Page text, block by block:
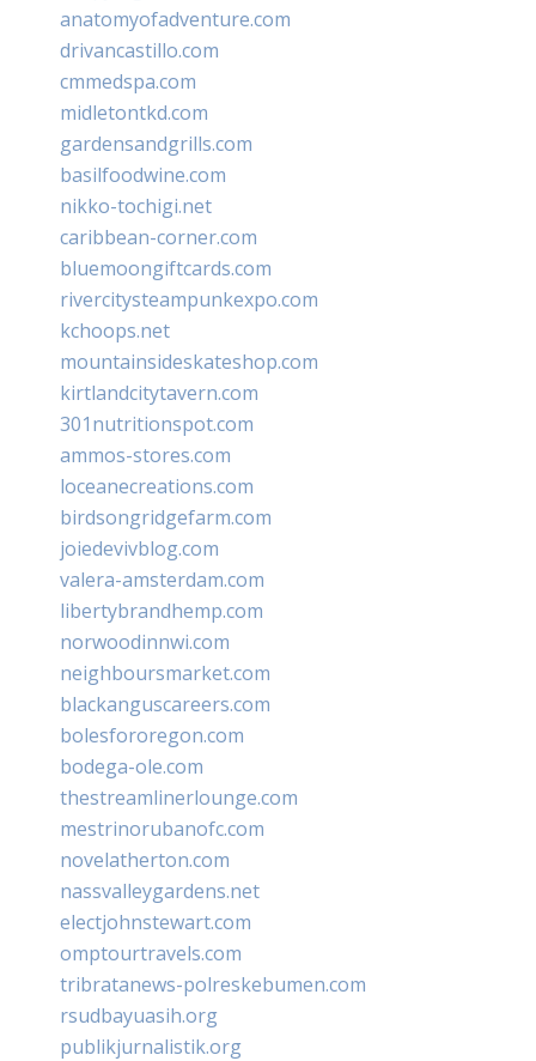
anatomyofadventure.com
drivancastillo.com
cmmedspa.com
midletontkd.com
gardensandgrills.com
basilfoodwine.com
nikko-tochigi.net
caribbean-corner.com
bluemoongiftcards.com
rivercitysteampunkexpo.com
kchoops.net
mountainsideskateshop.com
kirtlandcitytavern.com
301nutritionspot.com
ammos-stores.com
loceanecreations.com
birdsongridgefarm.com
joiedevivblog.com
valera-amsterdam.com
libertybrandhemp.com
norwoodinnwi.com
neighboursmarket.com
blackanguscareers.com
bolesfororegon.com
bodega-ole.com
thestreamlinerlounge.com
mestrinorubanofc.com
novelatherton.com
nassvalleygardens.net
electjohnstewart.com
omptourtravels.com
tribratanews-polreskebumen.com
rsudbayuasih.org
publikjurnalistik.org